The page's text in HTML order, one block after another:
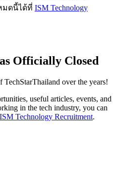
มดนี้ได้ที่ ISM Technology
Officially Closed
over the years!
useful articles, events, and
in the tech industry, you can
ISM Technology Recruitment.